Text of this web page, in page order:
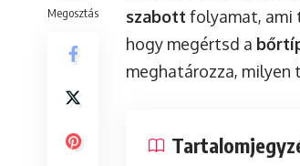
Megosztás
szabott folyamat, ami
hogy megértsd a
meghatározza, milyen